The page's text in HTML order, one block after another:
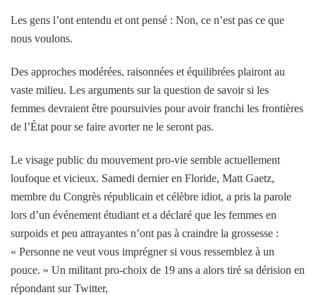
Les gens l’ont entendu et ont pensé : Non, ce n’est pas ce que
nous voulons.
Des approches modérées, raisonnées et équilibrées plairont au
vaste milieu. Les arguments sur la question de savoir si les
femmes devraient être poursuivies pour avoir franchi les frontières
de l’État pour se faire avorter ne le seront pas.
Le visage public du mouvement pro-vie semble actuellement
loufoque et vicieux. Samedi dernier en Floride, Matt Gaetz,
membre du Congrès républicain et célèbre idiot, a pris la parole
lors d’un événement étudiant et a déclaré que les femmes en
surpoids et peu attrayantes n’ont pas à craindre la grossesse :
« Personne ne veut vous imprégner si vous ressemblez à un
pouce. » Un militant pro-choix de 19 ans a alors tiré sa dérision en
répondant sur Twitter,